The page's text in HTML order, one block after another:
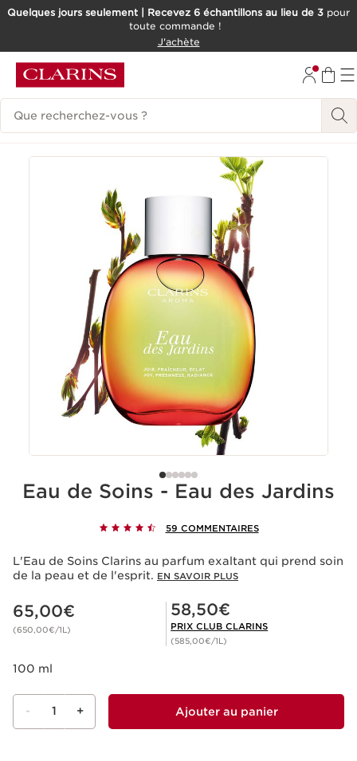
ALLER AU CONTENU
Quelques jours seulement | Recevez 6 échantillons au lieu de 3 pour
toute commande !
J'achète
Historique des recherches
Eau de Soins - Eau des Jardins
59 COMMENTAIRES
L'Eau de Soins Clarins au parfum exaltant qui prend soin
de la peau et de l'esprit. EN SAVOIR PLUS
Nouveau prix 65,00€
65,00€
(650,00€/1L)
Prix Club Clarins 58,50€
58,50€
PRIX CLUB CLARINS
(585,00€/1L)
100 ml
- 1 + Ajouter au panier